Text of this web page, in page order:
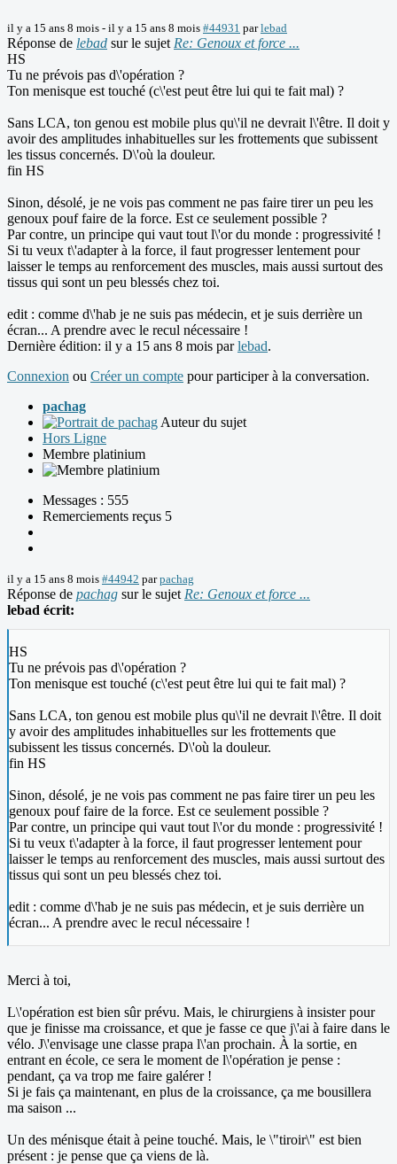
il y a 15 ans 8 mois - il y a 15 ans 8 mois #44931 parlebad
Réponse de lebad sur le sujet Re: Genoux et force ...
HS
Tu ne prévois pas d\'opération ?
Ton menisque est touché (c\'est peut être lui qui te fait mal) ?
Sans LCA, ton genou est mobile plus qu\'il ne devrait l\'être. Il doit y
avoir des amplitudes inhabituelles sur les frottements que subissent
les tissus concernés. D\'où la douleur.
fin HS
Sinon, désolé, je ne vois pas comment ne pas faire tirer un peu les
genoux pouf faire de la force. Est ce seulement possible ?
Par contre, un principe qui vaut tout l\'or du monde : progressivité !
Si tu veux t\'adapter à la force, il faut progresser lentement pour
laisser le temps au renforcement des muscles, mais aussi surtout des
tissus qui sont un peu blessés chez toi.
edit : comme d\'hab je ne suis pas médecin, et je suis derrière un
écran... A prendre avec le recul nécessaire !
Dernière édition: il y a 15 ans 8 mois parlebad.
Connexion ou Créer un compte pour participer à la conversation.
pachag
Auteur du sujet
Hors Ligne
Membre platinium
Messages : 555
Remerciements reçus 5
il y a 15 ans 8 mois #44942 parpachag
Réponse de pachag sur le sujet Re: Genoux et force ...
lebad écrit:
HS
Tu ne prévois pas d\'opération ?
Ton menisque est touché (c\'est peut être lui qui te fait mal) ?
Sans LCA, ton genou est mobile plus qu\'il ne devrait l\'être. Il doit
y avoir des amplitudes inhabituelles sur les frottements que
subissent les tissus concernés. D\'où la douleur.
fin HS
Sinon, désolé, je ne vois pas comment ne pas faire tirer un peu les
genoux pouf faire de la force. Est ce seulement possible ?
Par contre, un principe qui vaut tout l\'or du monde : progressivité !
Si tu veux t\'adapter à la force, il faut progresser lentement pour
laisser le temps au renforcement des muscles, mais aussi surtout des
tissus qui sont un peu blessés chez toi.
edit : comme d\'hab je ne suis pas médecin, et je suis derrière un
écran... A prendre avec le recul nécessaire !
Merci à toi,
L\'opération est bien sûr prévu. Mais, le chirurgiens à insister pour
que je finisse ma croissance, et que je fasse ce que j\'ai à faire dans le
vélo. J\'envisage une classe prapa l\'an prochain. À la sortie, en
entrant en école, ce sera le moment de l\'opération je pense :
pendant, ça va trop me faire galérer !
Si je fais ça maintenant, en plus de la croissance, ça me bousillera
ma saison ...
Un des ménisque était à peine touché. Mais, le \"tiroir\" est bien
présent : je pense que ça viens de là.